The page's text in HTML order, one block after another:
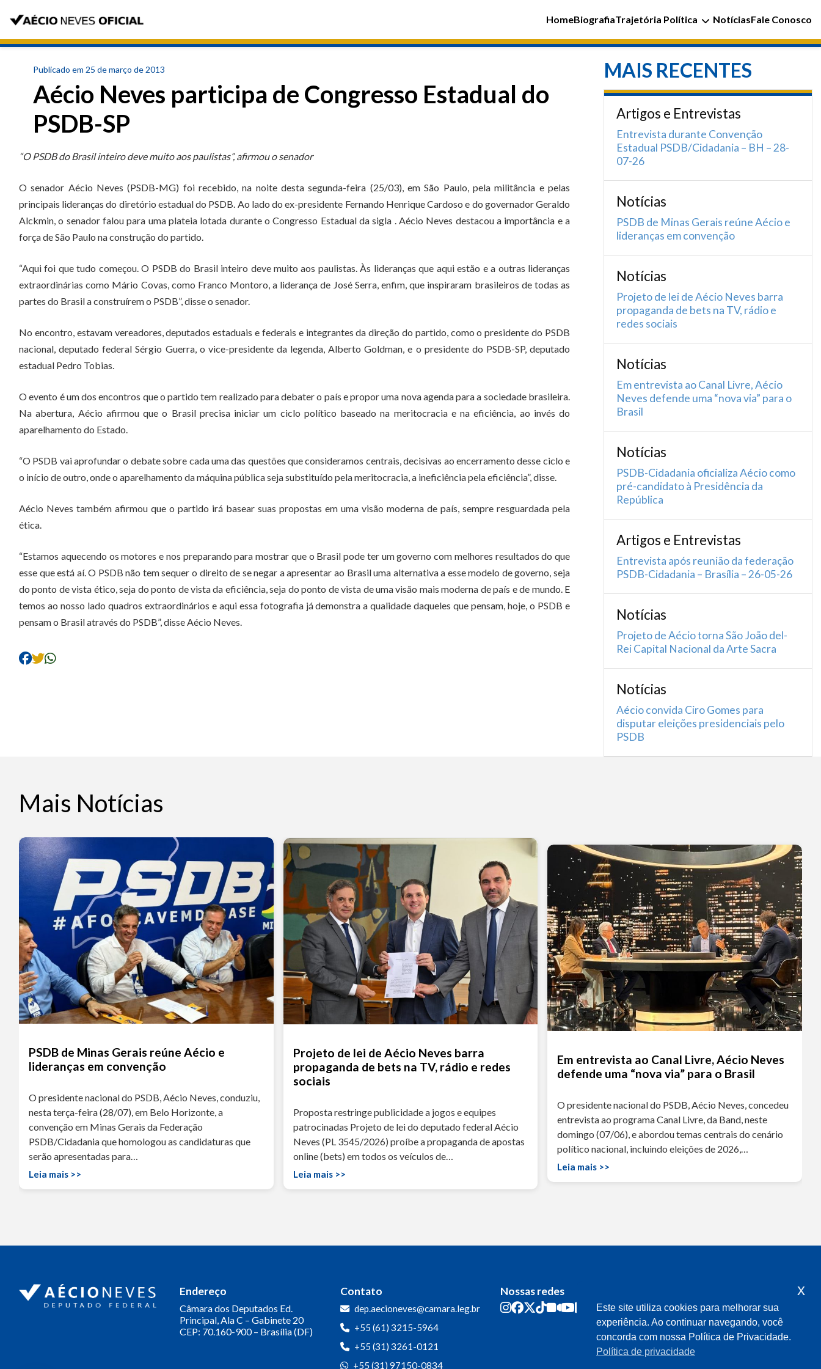
HomeBiografiaTrajetória Política NotíciasFale Conosco
Publicado em 25 de março de 2013
Aécio Neves participa de Congresso Estadual do
PSDB-SP
“O PSDB do Brasil inteiro deve muito aos paulistas”, afirmou o senador
O senador Aécio Neves (PSDB-MG) foi recebido, na noite desta segunda-feira (25/03), em São Paulo, pela militância e pelas
principais lideranças do diretório estadual do PSDB. Ao lado do ex-presidente Fernando Henrique Cardoso e do governador Geraldo
Alckmin, o senador falou para uma plateia lotada durante o Congresso Estadual da sigla . Aécio Neves destacou a importância e a
força de São Paulo na construção do partido.
“Aqui foi que tudo começou. O PSDB do Brasil inteiro deve muito aos paulistas. Às lideranças que aqui estão e a outras lideranças
extraordinárias como Mário Covas, como Franco Montoro, a liderança de José Serra, enfim, que inspiraram brasileiros de todas as
partes do Brasil a construírem o PSDB”, disse o senador.
No encontro, estavam vereadores, deputados estaduais e federais e integrantes da direção do partido, como o presidente do PSDB
nacional, deputado federal Sérgio Guerra, o vice-presidente da legenda, Alberto Goldman, e o presidente do PSDB-SP, deputado
estadual Pedro Tobias.
O evento é um dos encontros que o partido tem realizado para debater o país e propor uma nova agenda para a sociedade brasileira.
Na abertura, Aécio afirmou que o Brasil precisa iniciar um ciclo político baseado na meritocracia e na eficiência, ao invés do
aparelhamento do Estado.
“O PSDB vai aprofundar o debate sobre cada uma das questões que consideramos centrais, decisivas ao encerramento desse ciclo e
o início de outro, onde o aparelhamento da máquina pública seja substituído pela meritocracia, a ineficiência pela eficiência”, disse.
Aécio Neves também afirmou que o partido irá basear suas propostas em uma visão moderna de país, sempre resguardada pela
ética.
“Estamos aquecendo os motores e nos preparando para mostrar que o Brasil pode ter um governo com melhores resultados do que
esse que está aí. O PSDB não tem sequer o direito de se negar a apresentar ao Brasil uma alternativa a esse modelo de governo, seja
do ponto de vista ético, seja do ponto de vista da eficiência, seja do ponto de vista de uma visão mais moderna de país e de mundo. E
temos ao nosso lado quadros extraordinários e aqui essa fotografia já demonstra a qualidade daqueles que pensam, hoje, o PSDB e
pensam o Brasil através do PSDB”, disse Aécio Neves.
MAIS RECENTES
Artigos e Entrevistas
Entrevista durante Convenção
Estadual PSDB/Cidadania – BH – 28-
07-26
Notícias
PSDB de Minas Gerais reúne Aécio e
lideranças em convenção
Notícias
Projeto de lei de Aécio Neves barra
propaganda de bets na TV, rádio e
redes sociais
Notícias
Em entrevista ao Canal Livre, Aécio
Neves defende uma “nova via” para o
Brasil
Notícias
PSDB-Cidadania oficializa Aécio como
pré-candidato à Presidência da
República
Artigos e Entrevistas
Entrevista após reunião da federação
PSDB-Cidadania – Brasília – 26-05-26
Notícias
Projeto de Aécio torna São João del-
Rei Capital Nacional da Arte Sacra
Notícias
Aécio convida Ciro Gomes para
disputar eleições presidenciais pelo
PSDB
Mais Notícias
PSDB de Minas Gerais reúne Aécio e
lideranças em convenção
O presidente nacional do PSDB, Aécio Neves, conduziu,
nesta terça-feira (28/07), em Belo Horizonte, a
convenção em Minas Gerais da Federação
PSDB/Cidadania que homologou as candidaturas que
serão apresentadas para…
Leia mais >>
Projeto de lei de Aécio Neves barra
propaganda de bets na TV, rádio e redes
sociais
Proposta restringe publicidade a jogos e equipes
patrocinadas Projeto de lei do deputado federal Aécio
Neves (PL 3545/2026) proíbe a propaganda de apostas
online (bets) em todos os veículos de…
Leia mais >>
Em entrevista ao Canal Livre, Aécio Neves
defende uma “nova via” para o Brasil
O presidente nacional do PSDB, Aécio Neves, concedeu
entrevista ao programa Canal Livre, da Band, neste
domingo (07/06), e abordou temas centrais do cenário
político nacional, incluindo eleições de 2026,…
Leia mais >>
Endereço
Câmara dos Deputados Ed.
Principal, Ala C – Gabinete 20
CEP: 70.160-900 – Brasília (DF)
Contato
dep.aecioneves@camara.leg.br
+55 (61) 3215-5964
+55 (31) 3261-0121
+55 (31) 97150-0834
Nossas redes
Este site utiliza cookies para melhorar sua
experiência. Ao continuar navegando, você
concorda com nossa Política de Privacidade.
Política de privacidade
x